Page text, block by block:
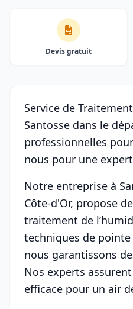
Devis gratuit
Service de
Santosse dans le
professionnelles
nous pour une
Notre entreprise à
Côte-d'Or, propose
traitement de
techniques de
nous garantissons
Nos experts
efficace pour un air